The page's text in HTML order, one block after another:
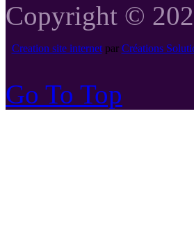
Copyright ©
Creation site internetpar Créations
Go To Top